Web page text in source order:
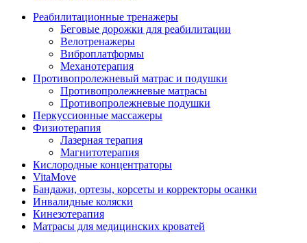
Реабилитационные тренажеры
Беговые дорожки для реабилитации
Велотренажеры
Виброплатформы
Механотерапия
Противопролежневый матрас и подушки
Противопролежневые матрасы
Противопролежневые подушки
Перкуссионные массажеры
Физиотерапия
Лазерная терапия
Магнитотерапия
Кислородные концентраторы
VitaMove
Бандажи, ортезы, корсеты и корректоры осанки
Инвалидные коляски
Кинезотерапия
Матрасы для медицинских кроватей